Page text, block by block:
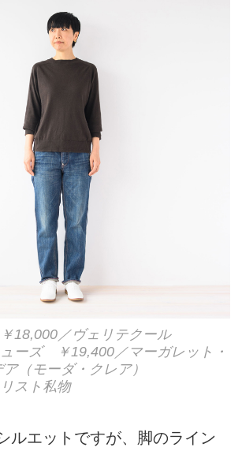
18,000／ヴェリテクール
ーズ ￥19,400／マーガレット・
（モーダ・クレア）
スト私物
ルエットですが、脚のライン